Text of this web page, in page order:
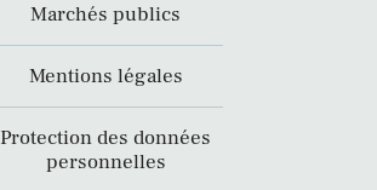
Marchés publics
Mentions légales
Protection des données
personnelles